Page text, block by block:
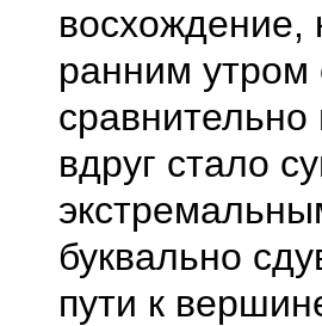
восхождение,
ранним
вдруг стало
буквально
пути к